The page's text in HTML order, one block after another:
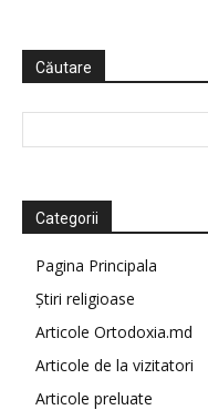
Căutare
Categorii
Pagina Principala
Știri religioase
Articole Ortodoxia.md
Articole de la vizitatori
Articole preluate